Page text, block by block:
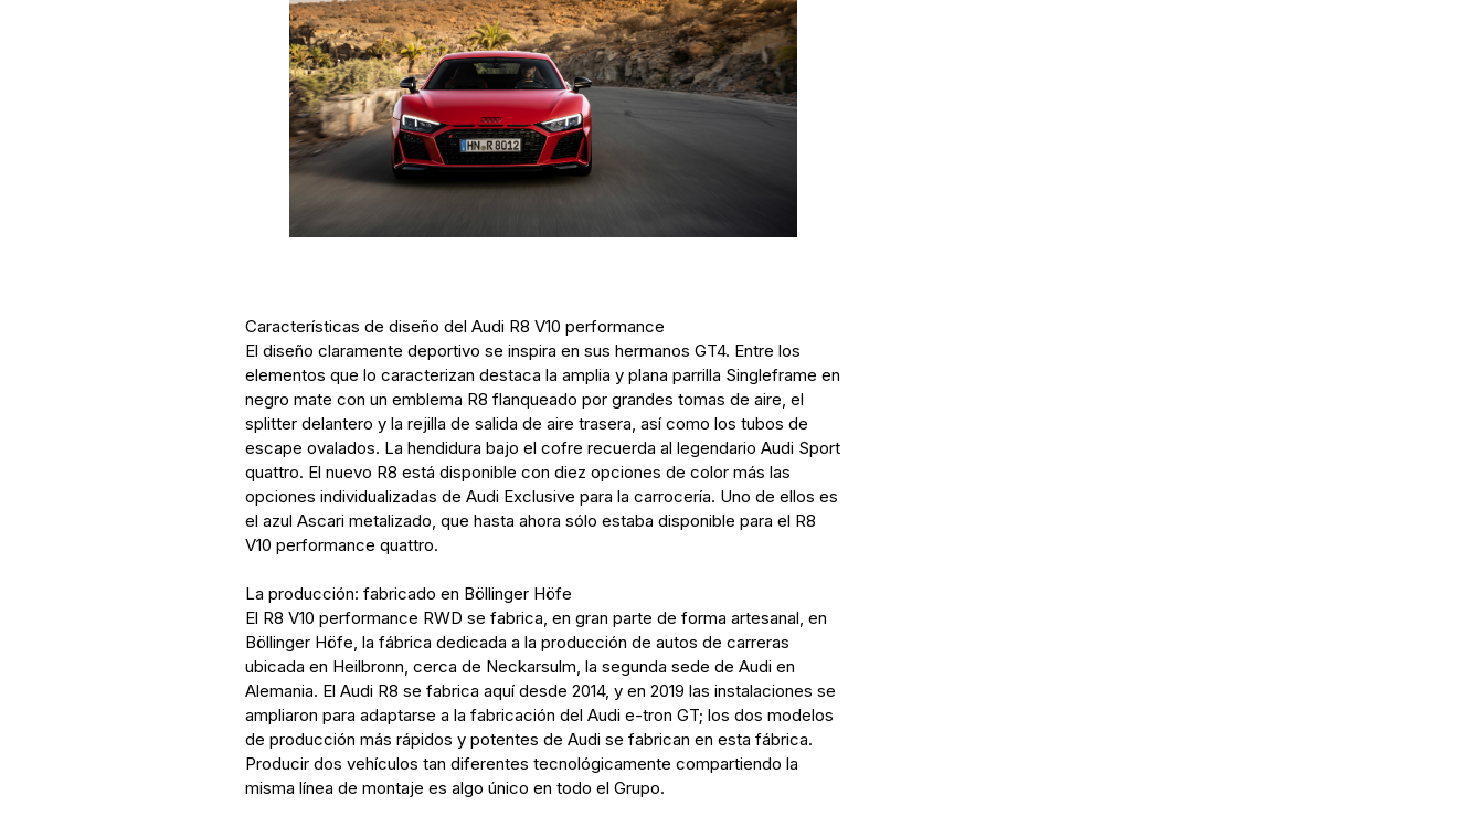
Características de diseño del Audi R8 V10 performance
El diseño claramente deportivo se inspira en sus hermanos GT4. Entre los
elementos que lo caracterizan destaca la amplia y plana parrilla Singleframe en
negro mate con un emblema R8 flanqueado por grandes tomas de aire, el
splitter delantero y la rejilla de salida de aire trasera, así como los tubos de
escape ovalados. La hendidura bajo el cofre recuerda al legendario Audi Sport
quattro. El nuevo R8 está disponible con diez opciones de color más las
opciones individualizadas de Audi Exclusive para la carrocería. Uno de ellos es
el azul Ascari metalizado, que hasta ahora sólo estaba disponible para el R8
V10 performance quattro.
La producción: fabricado en Böllinger Höfe
El R8 V10 performance RWD se fabrica, en gran parte de forma artesanal, en
Böllinger Höfe, la fábrica dedicada a la producción de autos de carreras
ubicada en Heilbronn, cerca de Neckarsulm, la segunda sede de Audi en
Alemania. El Audi R8 se fabrica aquí desde 2014, y en 2019 las instalaciones se
ampliaron para adaptarse a la fabricación del Audi e-tron GT; los dos modelos
de producción más rápidos y potentes de Audi se fabrican en esta fábrica.
Producir dos vehículos tan diferentes tecnológicamente compartiendo la
misma línea de montaje es algo único en todo el Grupo.